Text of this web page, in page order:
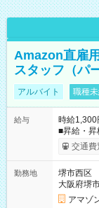
Amazon直雇
スタッフ（パ
アルバイト 職種
給与
時給1,300
■昇給・昇
まで昇給の機会があ
月25日
☆Amazon直雇用
あり 試用
です。
交通費
勤務地
堺市西区
大阪府堺
アマゾ